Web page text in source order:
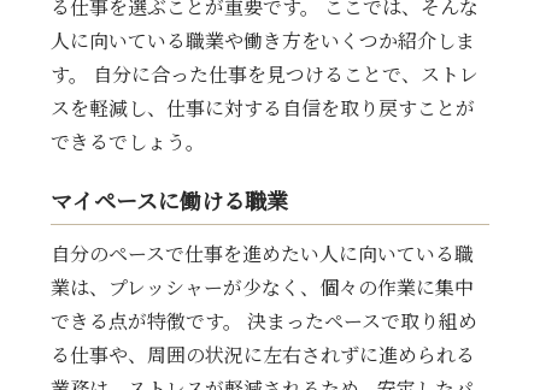
る仕事を選ぶことが重要です。 ここでは、そんな
人に向いている職業や働き方をいくつか紹介しま
す。 自分に合った仕事を見つけることで、ストレ
スを軽減し、仕事に対する自信を取り戻すことが
できるでしょう。
マイペースに働ける職業
自分のペースで仕事を進めたい人に向いている職
業は、プレッシャーが少なく、個々の作業に集中
できる点が特徴です。 決まったペースで取り組め
る仕事や、周囲の状況に左右されずに進められる